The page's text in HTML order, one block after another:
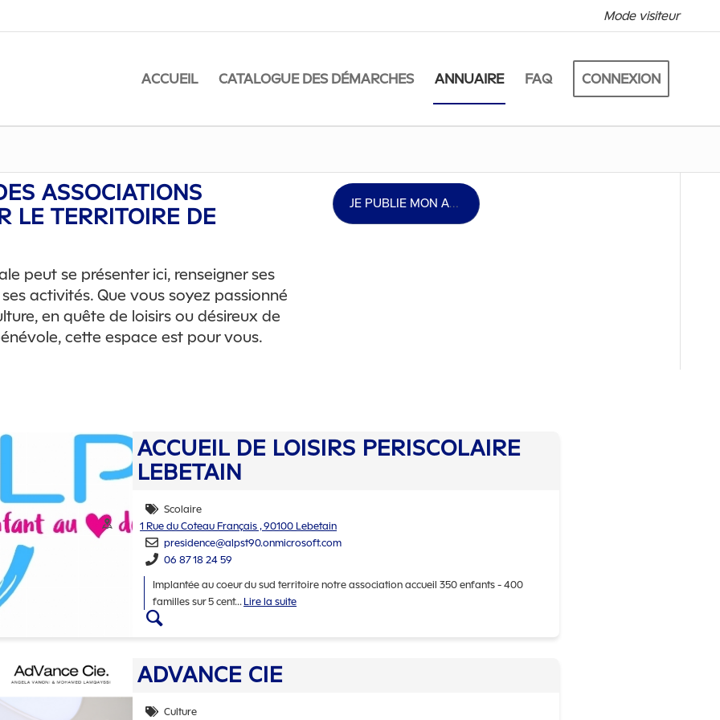
Mode visiteur
ACCUEIL CATALOGUE DES DÉMARCHES ANNUAIRE FAQ CONNEXION
ASSOCIATIONS
LE TERRITOIRE DE
peut se présenter ici, renseigner ses
activités. Que vous soyez passionné
en quête de loisirs ou désireux de
cette espace est pour vous.
JE PUBLIE MON ASSOCIATION
ACCUEIL DE LOISIRS PERISCOLAIRE
LEBETAIN
Thématiques
Scolaire
Adresse :
1 Rue du Coteau Français , 90100 Lebetain
presidence@alpst90.onmicrosoft.com
06 87 18 24 59
Implantée au coeur du sud territoire notre association accueil 350 enfants - 400
familles sur 5 cent...Lire la suite
Accéder aux détails de ACCUEIL DE LOISIRS PERISCOLAIRE
ADVANCE CIE
Culture